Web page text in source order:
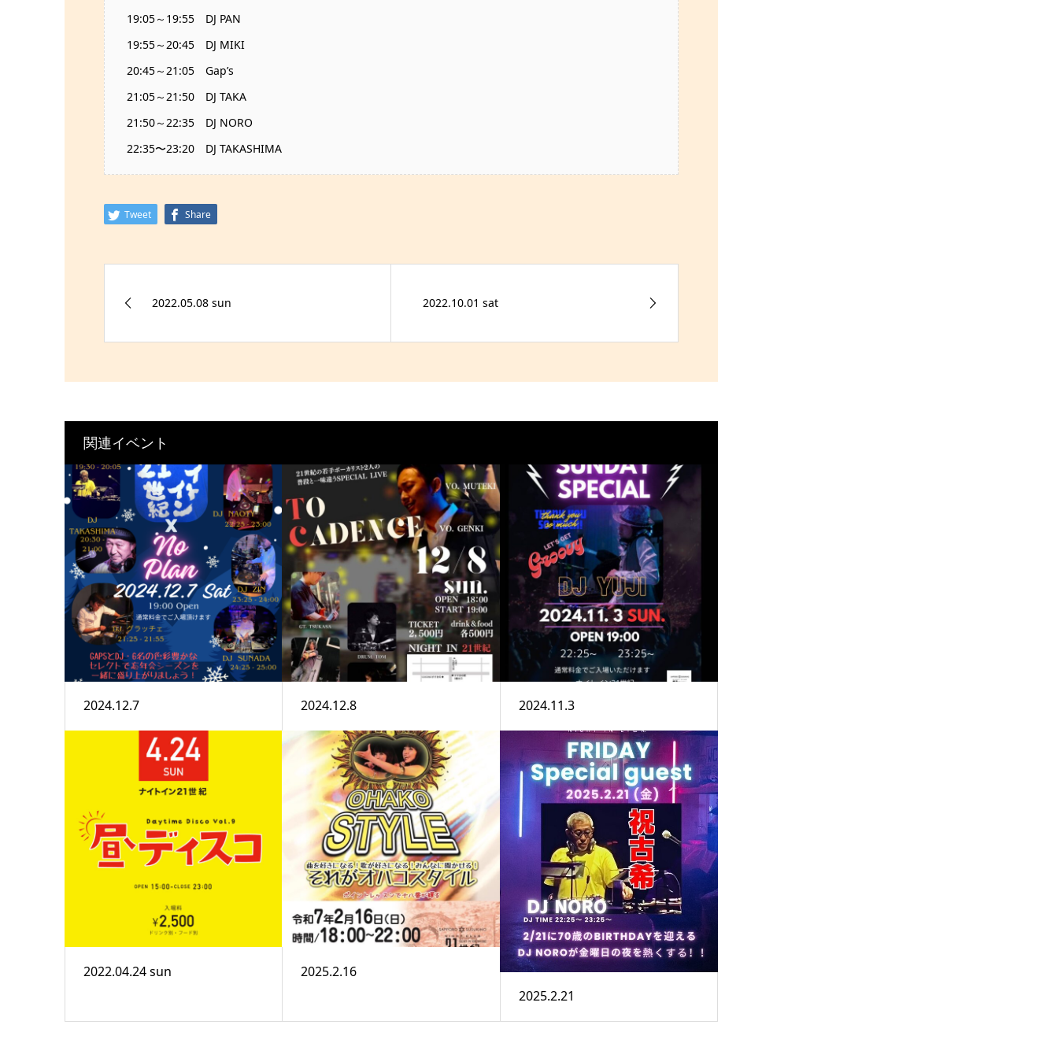
19:05～19:55 DJ PAN
19:55～20:45 DJ MIKI
20:45～21:05 Gap’s
21:05～21:50 DJ TAKA
21:50～22:35 DJ NORO
22:35〜23:20 DJ TAKASHIMA
Tweet Share
2022.05.08 sun 2022.10.01 sat
関連イベント
2024.12.7 2024.12.8 2024.11.3
2022.04.24 sun
2025.2.16
2025.2.21